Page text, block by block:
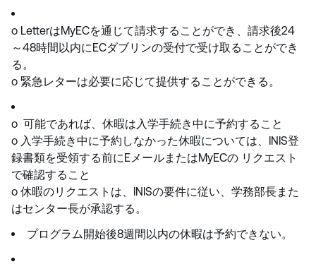
o LetterはMyECを通じて請求することができ、請求後24
～48時間以内にECダブリンの受付で受け取ることができ
る。
o 緊急レターは必要に応じて提供することができる。
o 可能であれば、休暇は入学手続き中に予約すること
o 入学手続き中に予約しなかった休暇については、INIS登
録書類を受領する前にEメールまたはMyECの リクエスト
で確認すること
o 休暇のリクエストは、INISの要件に従い、学務部長また
はセンター長が承認する。
プログラム開始後8週間以内の休暇は予約できない。